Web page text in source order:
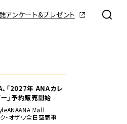
アンケート&プレゼント
「2027年 ANAカレ
」予約販売開始
ANAANA Mall
・オザワ全日空商事